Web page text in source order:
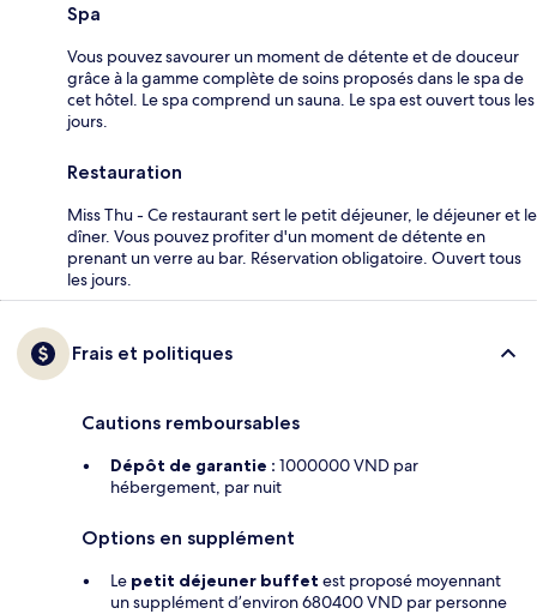
Spa
Vous pouvez savourer un moment de détente et de douceur
grâce à la gamme complète de soins proposés dans le spa de
cet hôtel. Le spa comprend un sauna. Le spa est ouvert tous les
jours.
Restauration
Miss Thu - Ce restaurant sert le petit déjeuner, le déjeuner et le
dîner. Vous pouvez profiter d'un moment de détente en
prenant un verre au bar. Réservation obligatoire. Ouvert tous
les jours.
Frais et politiques
Cautions remboursables
Dépôt de garantie : 1000000 VND par
hébergement, par nuit
Options en supplément
Le petit déjeuner buffet est proposé moyennant
un supplément d’environ 680400 VND par personne